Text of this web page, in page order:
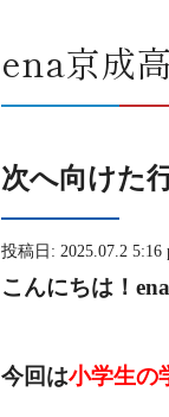
ena京成
次へ向けた
投稿日: 2025.07.2 5:16
こんにちは！
今回は小学生の